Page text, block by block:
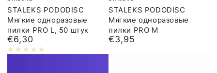
STALEKS PODODISC
Мягкие одноразовые
пилки PRO L, 50 штук
Обычная
цена
€6,30
STALEKS PODODISC
Мягкие одноразовые
пилки PRO M
Обычная
€3,95